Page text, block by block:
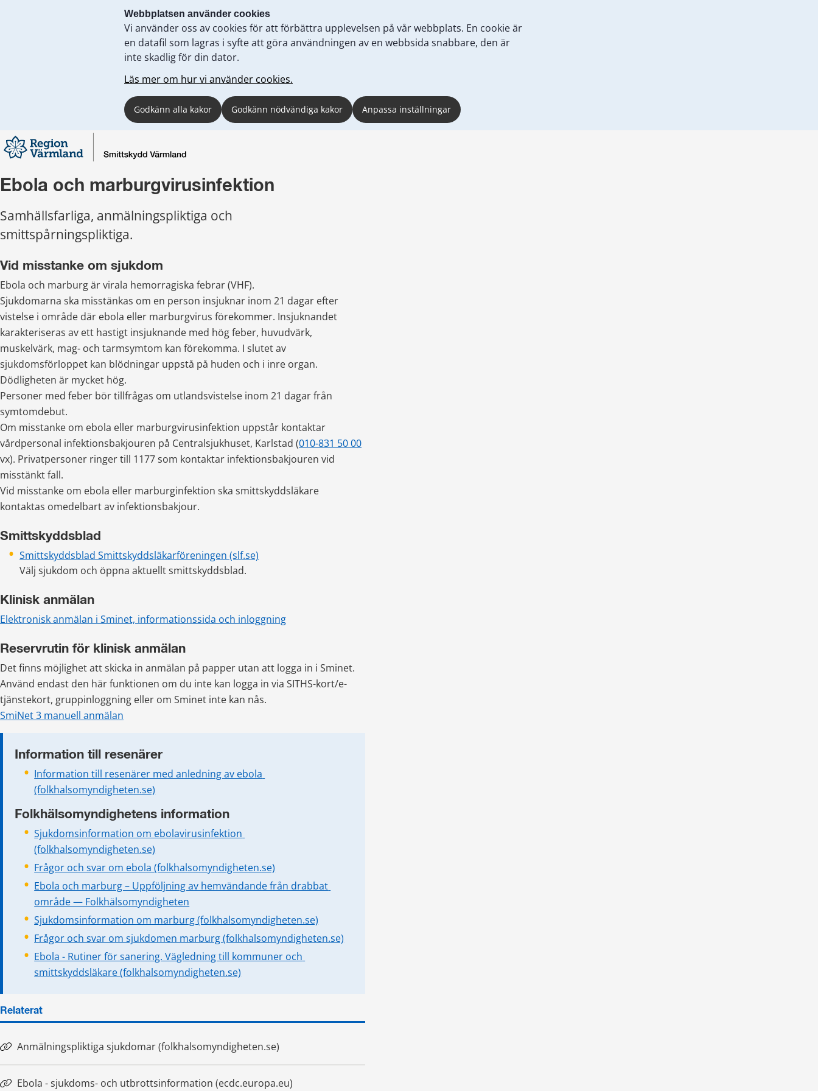
Webbplatsen använder cookies
Vi använder oss av cookies för att förbättra upplevelsen på vår webbplats. En cookie är
en datafil som lagras i syfte att göra användningen av en webbsida snabbare, den är
inte skadlig för din dator.
Läs mer om hur vi använder cookies.
Godkänn alla kakor Godkänn nödvändiga kakor Anpassa inställningar
Ebola och marburgvirusinfektion
Samhällsfarliga, anmälningspliktiga och
smittspårningspliktiga.
Vid misstanke om sjukdom
Ebola och marburg är virala hemorragiska febrar (VHF).
Sjukdomarna ska misstänkas om en person insjuknar inom 21 dagar efter
vistelse i område där ebola eller marburgvirus förekommer. Insjuknandet
karakteriseras av ett hastigt insjuknande med hög feber, huvudvärk,
muskelvärk, mag- och tarmsymtom kan förekomma. I slutet av
sjukdomsförloppet kan blödningar uppstå på huden och i inre organ.
Dödligheten är mycket hög.
Personer med feber bör tillfrågas om utlandsvistelse inom 21 dagar från
symtomdebut.
Om misstanke om ebola eller marburgvirusinfektion uppstår kontaktar
vårdpersonal infektionsbakjouren på Centralsjukhuset, Karlstad (010-831 50 00
vx). Privatpersoner ringer till 1177 som kontaktar infektionsbakjouren vid
misstänkt fall.
Vid misstanke om ebola eller marburginfektion ska smittskyddsläkare
kontaktas omedelbart av infektionsbakjour.
Smittskyddsblad
Smittskyddsblad Smittskyddsläkarföreningen (slf.se)
Välj sjukdom och öppna aktuellt smittskyddsblad.
Klinisk anmälan
Elektronisk anmälan i Sminet, informationssida och inloggning
Reservrutin för klinisk anmälan
Det finns möjlighet att skicka in anmälan på papper utan att logga in i Sminet.
Använd endast den här funktionen om du inte kan logga in via SITHS-kort/e-
tjänste­kort, gruppinloggning eller om Sminet inte kan nås.
SmiNet 3 manuell anmälan
Information till resenärer
Information till resenärer med anledning av ebola
(folkhalsomyndigheten.se)
Folkhälsomyndighetens information
Sjukdomsinformation om ebolavirusinfektion
(folkhalsomyndigheten.se)
Frågor och svar om ebola (folkhalsomyndigheten.se)
Ebola och marburg – Uppföljning av hemvändande från drabbat
område — Folkhälsomyndigheten
Sjukdomsinformation om marburg (folkhalsomyndigheten.se)
Frågor och svar om sjukdomen marburg (folkhalsomyndigheten.se)
Ebola - Rutiner för sanering. Vägledning till kommuner och
smittskyddsläkare (folkhalsomyndigheten.se)
Relaterat
Anmälningspliktiga sjukdomar (folkhalsomyndigheten.se)
Länk till annan webbplats.
Ebola - sjukdoms- och utbrottsinformation (ecdc.europa.eu)